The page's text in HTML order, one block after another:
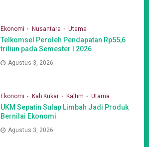
Ekonomi Nusantara Utama
Telkomsel Peroleh Pendapatan Rp55,6
triliun pada Semester I 2026
Agustus 3, 2026
Ekonomi Kab Kukar Kaltim Utama
UKM Sepatin Sulap Limbah Jadi Produk
Bernilai Ekonomi
Agustus 3, 2026